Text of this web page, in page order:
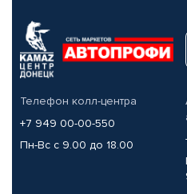
Телефон колл-центра
+7 949 00-00-550
Пн-Вс с 9.00 до 18.00